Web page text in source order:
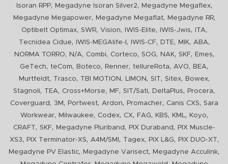
Isoran RPP, Megadyne Isoran Silver2, Megadyne Megaflex,
Megadyne Megapower, Megadyne Megaflat, Megadyne RR,
Optibelt Optimax, SWR, Vision, IWIS-Elite, IWIS-Jwis, ITA,
Tecnidea Cidue, IWIS-MEGAlife-I , IWIS-CF, DTE, MIK, ABA,
NORMA TORRO, N/A, Combi, Corteco, SOG, NAK, SKF, Emes,
GeTech, teCom, Boteco, Renner, tellureRota, AVO, BEA,
Murtfeldt, Trasco, TBI MOTION , LIMON , SIT, Sitex, Bowex,
Stagnoli, TEA, Cross+Morse, MF, SIT/Sati, DeltaPlus, Procera,
Coverguard , 3M , Portwest, Ardon, Promacher, Canis CXS, Sara
Workwear, Milwaukee, Codex, CX, FAG, KBS, KML, Koyo,
CRAFT, SKF, Megadyne Pluriband , PIX Duraband ,
PIX Muscle-
XS3, PIX Terminator-XS, A4M/SMI , Tagex, PIX L&G, PIX DUO-XT,
Megadyne PV Elastic, Megadyne Varisect, Megadyne Acculink,